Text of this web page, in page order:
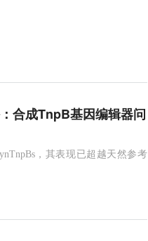
合成TnpB基因编辑器问
，其表现已超越天然参考